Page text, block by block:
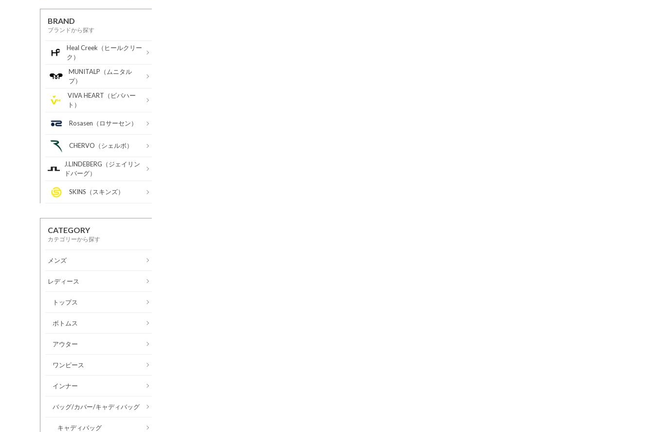
BRAND
ブランドから探す
Heal Creek（ヒールクリー
ク）
MUNITALP（ムニタル
プ）
VIVA HEART（ビバハー
ト）
Rosasen（ロサーセン）
CHERVO（シェルボ）
J.LINDEBERG（ジェイリン
ドバーグ）
SKINS（スキンズ）
CATEGORY
カテゴリーから探す
メンズ
レディース
トップス
ボトムス
アウター
ワンピース
インナー
バッグ/カバー/キャディバッグ
キャディバッグ